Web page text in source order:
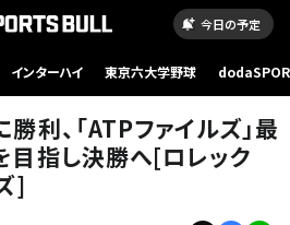
今日の予定
インターハイ 東京六大学野球
利、「ATPファイルズ」最
指し決勝へ[ロレック
]